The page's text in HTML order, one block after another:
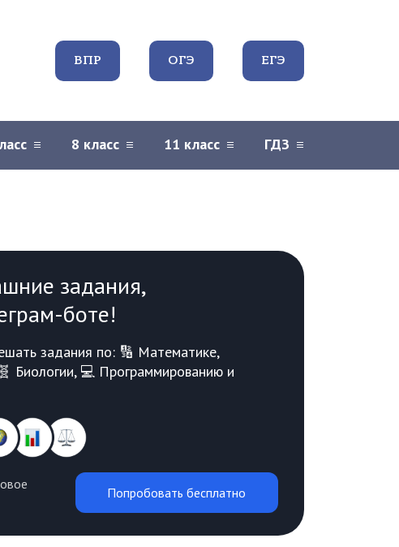
ВПР ОГЭ ЕГЭ
8 класс 11 класс ГДЗ
задания,
боте!
задания по: 🔢 Математике,
Биологии, 💻 Программированию и
Попробовать бесплатно